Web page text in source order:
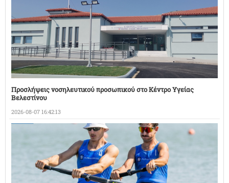
Προσλήψεις νοσηλευτικού προσωπικού στο Κέντρο Υγείας
Βελεστίνου
2026-08-07 16:42:13